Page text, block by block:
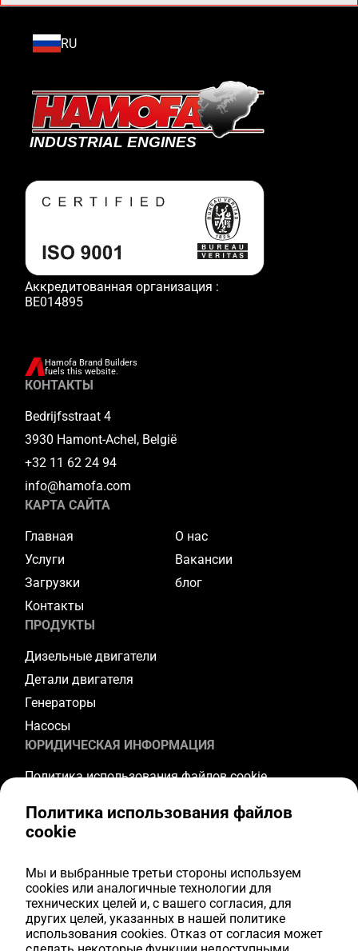
RU
Аккредитованная организация :
BE014895
Hamofa Brand Builders
fuels this website.
КОНТАКТЫ
Bedrijfsstraat 4
3930 Hamont-Achel, België
+32 11 62 24 94
info@hamofa.com
КАРТА САЙТА
Главная
О нас
Услуги
Вакансии
Загрузки
блог
Контакты
ПРОДУКТЫ
Дизельные двигатели
Детали двигателя
Генераторы
Насосы
ЮРИДИЧЕСКАЯ ИНФОРМАЦИЯ
Политика использования файлов cookie
Условия и положения
Условия возврата
ПОДПИСЫВАЙТЕСЬ НА НАС
Youtube
Facebook
Политика использования файлов
cookie
Мы и выбранные третьи стороны используем
cookies или аналогичные технологии для
технических целей и, с вашего согласия, для
других целей, указанных в нашей политике
использования cookies. Отказ от согласия может